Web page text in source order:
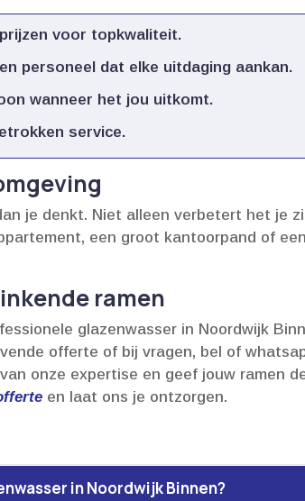
voor topkwaliteit.​
personeel dat elke uitdaging aankan.​
wanneer het jou uitkomt.​
service.​
je denkt.​ Niet alleen verbetert het je
een groot kantoorpand of
ramen
glazenwasser in Noordwijk
offerte of bij vragen, bel of
onze expertise en geef jouw ramen
en laat ons je ontzorgen.​
in Noordwijk Binnen?